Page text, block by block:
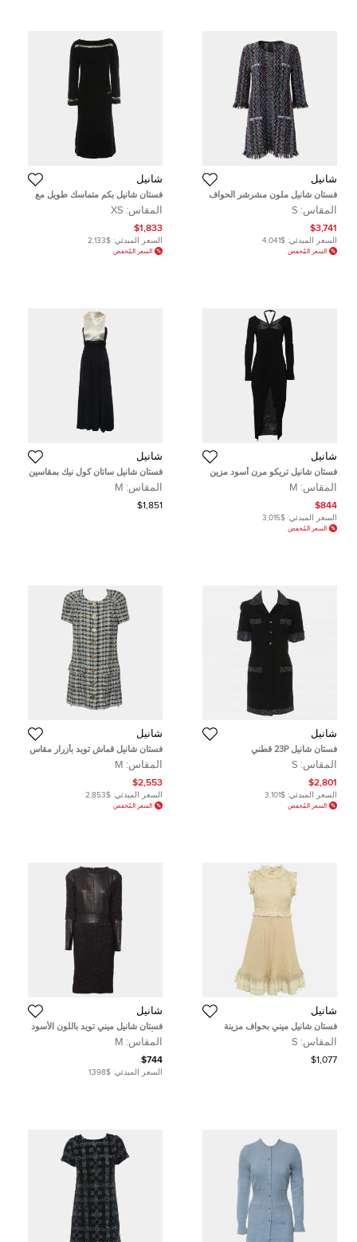
شانيل
فستان شانيل ملون مشرشر الحواف
بنمط زجزاج صغير
المقاس: S
$3,741
السعر المبدئي: $4,041
السعر المُخفض
شانيل
فستان شانيل بكم متماسك طويل مع
حافة سلسلة
المقاس: XS
$1,833
السعر المبدئي: $2,133
السعر المُخفض
شانيل
فستان شانيل تريكو مرن أسود مزين
قصات مفرغة خلفية متوسط الطول
مقاس وسط ( ميديوم )
المقاس: M
$844
السعر المبدئي: $3,015
السعر المُخفض
شانيل
فستان شانيل ساتان كول نيك بمقاسين
مختلفين متوسط الطول بلونين مقاس
كبير
المقاس: M
$1,851
شانيل
فستان شانيل 23P قطني
المقاس: S
$2,801
السعر المبدئي: $3,101
السعر المُخفض
شانيل
فستان شانيل قماش تويد بأزرار مقاس
متوسط (ميديوم)
المقاس: M
$2,553
السعر المبدئي: $2,853
السعر المُخفض
شانيل
فستان شانيل ميني بحواف مزينة
هامش كنزة محبوكة ببيج مقاس صغير
(سمول)
المقاس: S
$1,077
شانيل
فستان شانيل ميني تويد باللون الأسود
والأرجواني وجلد مقاس وسط
(ميديوم)
المقاس: M
$744
السعر المبدئي: $1,398